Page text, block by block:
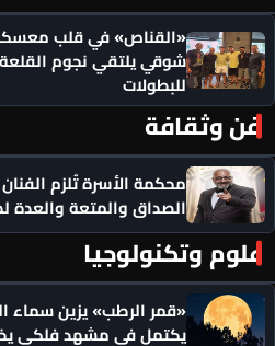
«القناص» في قلب معسكر
شوقي يلتقي نجوم
للبطولات
فن وثقافة
محكمة الأسرة تُلزم
الصداق والمتعة والعدة
علوم وتكنولوجيا
«قمر الرطب» يزين سماء
يكتمل في مشهد فلكي